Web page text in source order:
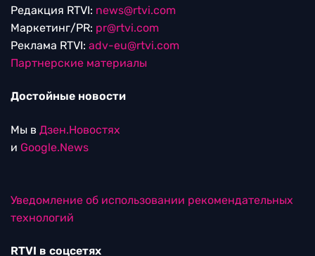
Редакция RTVI: news@rtvi.com
Маркетинг/PR: pr@rtvi.com
Реклама RTVI: adv-eu@rtvi.com
Партнерские материалы
Достойные новости
Мы в Дзен.Новостях
и Google.News
Уведомление об использовании рекомендательных
технологий
RTVI в соцсетях